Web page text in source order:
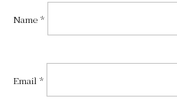
Name *
Email *